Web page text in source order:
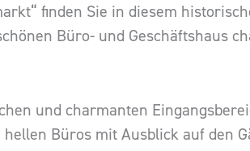
finden Sie in diesem
Büro- und Geschäftshaus
und charmanten
Büros mit Ausblick auf den